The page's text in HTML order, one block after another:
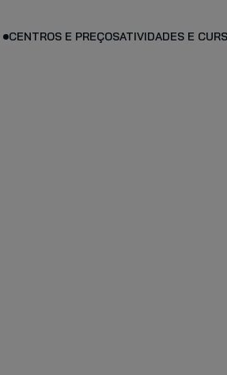
CENTROS E PREÇOSATIVIDADES E